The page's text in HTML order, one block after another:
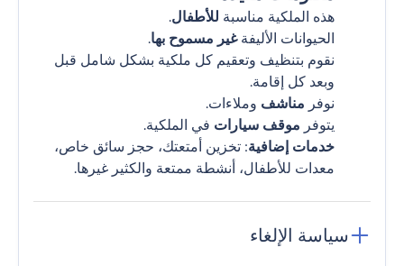
هذه الملكية مناسبة للأطفال.
الحيوانات الأليفةغير مسموح بها.
نقوم بتنظيف وتعقيم كل ملكية بشكل شامل قبل
وبعد كل إقامة.
نوفر مناشف وملاءات.
يتوفر موقف سيارات في الملكية.
خدمات إضافية: تخزين أمتعتك، حجز سائق خاص،
معدات للأطفال، أنشطة ممتعة والكثير غيرها.
سياسة الإلغاء